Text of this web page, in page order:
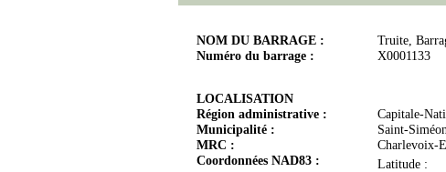
NOM DU BARRAGE :
Truite,
Numéro du barrage :
X0001133
LOCALISATION
Région administrative :
Capitale-
Municipalité :
Saint-Siméon
MRC :
Charlevoix-
Coordonnées NAD83 :
Latitude :